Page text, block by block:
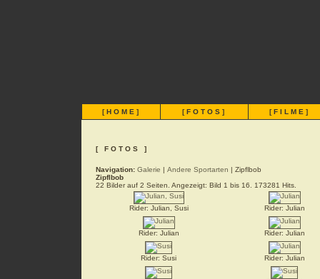
[HOME ] [FOTOS ] [FILME ]
[ FOTOS ]
Navigation: Galerie Andere Sportarten | Zipflbob
Zipflbob
22 Bilder auf 2 Seiten. Angezeigt: Bild 1 bis 16. 173281 Hits.
Rider: Julian, Susi Rider: Julian
Rider: Julian Rider: Julian
Rider: Susi Rider: Julian